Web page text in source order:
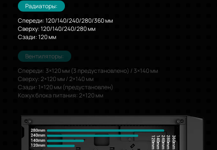
Радиаторы:
Спереди: 120/140/240/280/360 мм
Сверху: 120/140/240/280 мм
Сзади: 120 мм
Вентиляторы:
Спереди: 3×120 мм (3 предустановлено) / 3×140 мм
Сверху: 2×120 мм / 2×140 мм
Сзади: 1×120 мм (предустановлен)
Кожух блока питания: 2×120 мм